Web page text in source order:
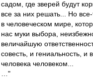
садом, где зверей будут
все за них решать... Но
в человеческом мире,
нас муки выбора,
величайшую
совесть, и гениальность, и
человека человеком...
…"